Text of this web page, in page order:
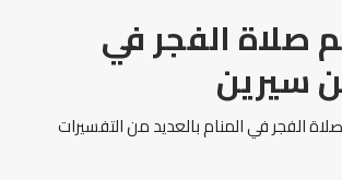
صلاة الفجر في
سيرين
الفجر في المنام بالعديد من التفسيرات